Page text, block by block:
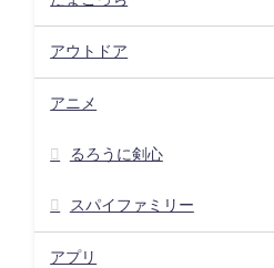
アウトドア
アニメ
るろうに剣心
スパイファミリー
アプリ